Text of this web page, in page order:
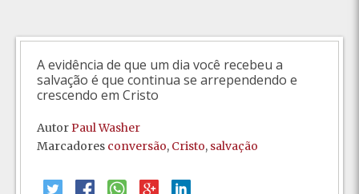
A evidência de que um dia você recebeu a
salvação é que continua se arrependendo e
crescendo em Cristo
AutorPaul Washer
Marcadores conversão, Cristo, salvação